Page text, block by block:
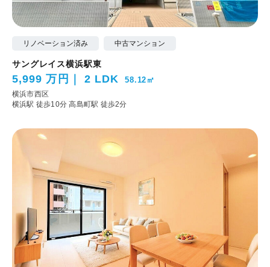
リノベーション済み 中古マンション
サングレイス横浜駅東
5,999 万円 2 LDK 58.12㎡
横浜市西区
横浜駅 徒歩10分高島町駅 徒歩2分